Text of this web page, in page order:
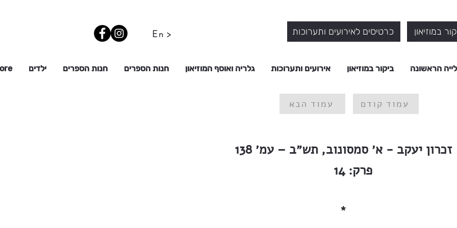
En > כרטיסים לאירועים ותערוכות במוזיאון
הראשונה ביקור במוזיאון אירועים ותערוכות גלריה ואוסף המוזיאון חנות הספרים חנות הספרים ילדים
עמוד הבא עמוד קודם
זכרון יעקב - א׳ סמסונוב, תש״ב – עמ׳ 138
14 פרק:
*